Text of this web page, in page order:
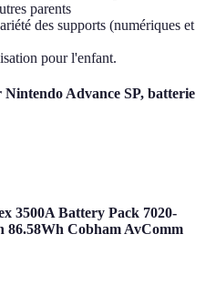
parents
des supports (numériques et
pour l'enfant.
Advance SP, batterie
3500A Battery Pack 7020-
86.58Wh Cobham AvComm